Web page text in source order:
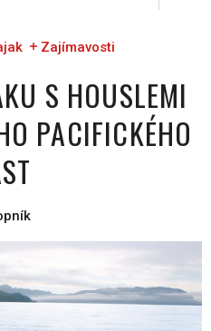
Zajímavosti
S HOUSLEMI
PACIFICKÉHO